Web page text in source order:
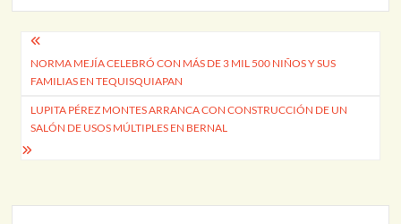
Navegación
de
entradas
NORMA MEJÍA CELEBRÓ CON MÁS DE 3 MIL 500 NIÑOS Y SUS
FAMILIAS EN TEQUISQUIAPAN
LUPITA PÉREZ MONTES ARRANCA CON CONSTRUCCIÓN DE UN
SALÓN DE USOS MÚLTIPLES EN BERNAL